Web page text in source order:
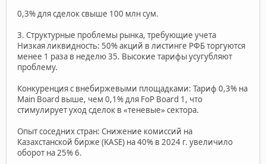
0,3% для сделок свыше 100 млн сум.
3. Структурные проблемы рынка, требующие учета
Низкая ликвидность: 50% акций в листинге РФБ торгуются
менее 1 раза в неделю 35. Высокие тарифы усугубляют
проблему.
Конкуренция с внебиржевыми площадками: Тариф 0,3% на
Main Board выше, чем 0,1% для FoP Board 1, что
стимулирует уход сделок в «теневые» сектора.
Опыт соседних стран: Снижение комиссий на
Казахстанской бирже (KASE) на 40% в 2024 г. увеличило
оборот на 25% 6.